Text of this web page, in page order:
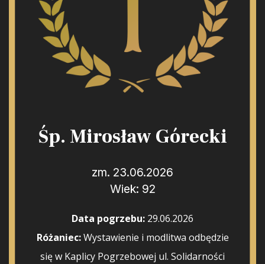
Śp. Mirosław Górecki
zm. 23.06.2026
Wiek: 92
Data pogrzebu: 29.06.2026
Różaniec:Wystawienie i modlitwa odbędzie
się w Kaplicy Pogrzebowej ul. Solidarności